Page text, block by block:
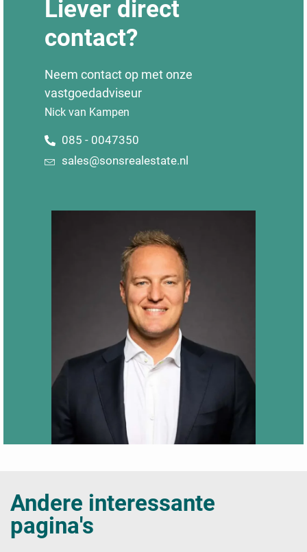
Liever direct
contact?
Neem contact op met onze
vastgoedadviseur
Nick van Kampen
085 - 0047350
sales@sonsrealestate.nl
Andere interessante
pagina's